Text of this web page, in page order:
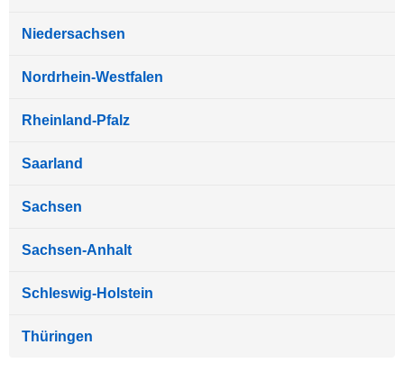
Niedersachsen
Nordrhein-Westfalen
Rheinland-Pfalz
Saarland
Sachsen
Sachsen-Anhalt
Schleswig-Holstein
Thüringen